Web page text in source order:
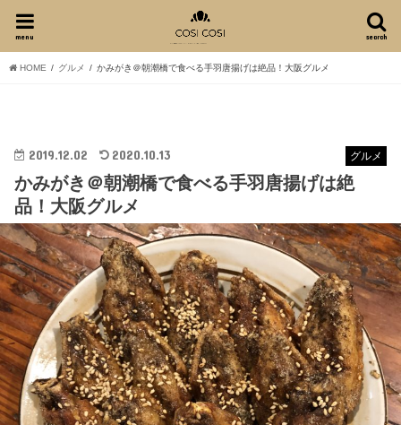
search
menu
HOME グルメ かみがき＠朝潮橋で食べる手羽唐揚げは絶品！大阪グルメ
グルメ
2019.12.02 2020.10.13
かみがき＠朝潮橋で食べる手羽唐揚げは絶
品！大阪グルメ